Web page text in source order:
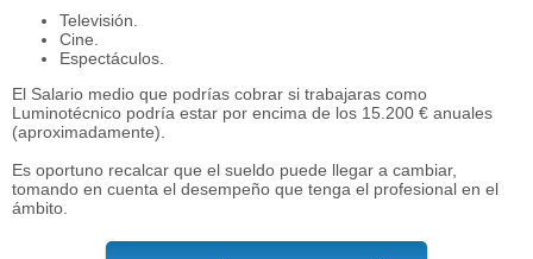
Televisión.
Cine.
Espectáculos.
El Salario medio que podrías cobrar si trabajaras como
Luminotécnico podría estar por encima de los 15.200 € anuales
(aproximadamente).
Es oportuno recalcar que el sueldo puede llegar a cambiar,
tomando en cuenta el desempeño que tenga el profesional en el
ámbito.